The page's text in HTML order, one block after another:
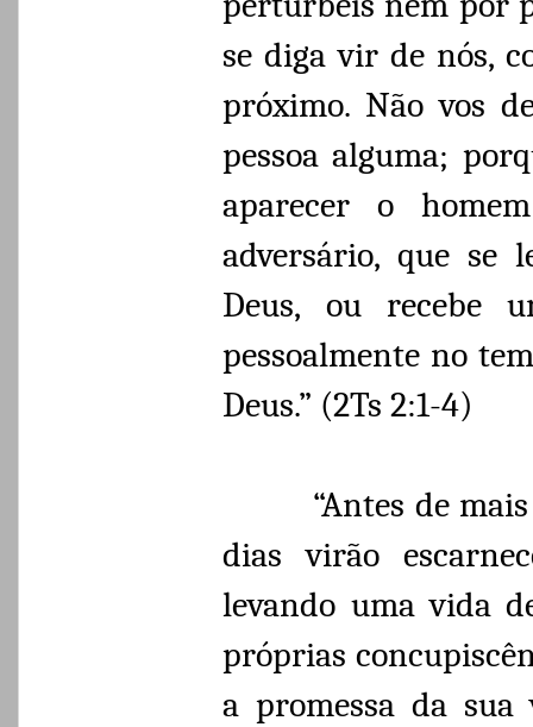
se diga vir de nós,
próximo. Não vos
pessoa alguma;
aparecer o
adversário, que se
Deus, ou recebe
pessoalmente no
Deus.” (2Ts 2:1-4)
“Antes de
dias virão
levando uma vida
próprias
a promessa da sua